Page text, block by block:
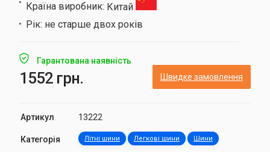
Країна виробник: Китай
Рік: не старше двох років
Гарантована наявність
1552 грн. Швидке замовлення
Артикул 13222
Категорія Літні шини Легкові шини Шини